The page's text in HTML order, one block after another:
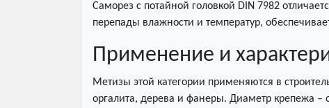
Саморез с потайной головкой DIN 7982
перепады влажности и температур,
Применение и
Метизы этой категории применяются в
оргалита, дерева и фанеры. Диаметр крепежа –